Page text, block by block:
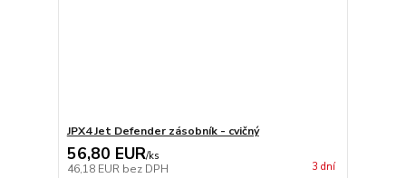
JPX4 Jet Defender zásobník - cvičný
56,80 EUR/ks
46,18 EUR bez DPH 3 dní